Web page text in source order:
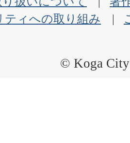
ティへの取り組み
© Koga City